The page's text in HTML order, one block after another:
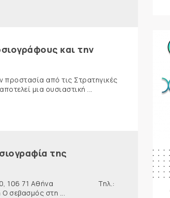
και την
προστασία από τις Στρατηγικές
μια ουσιαστική ...
της
20, 106 71 Αθήνα Τηλ.:
στη ...